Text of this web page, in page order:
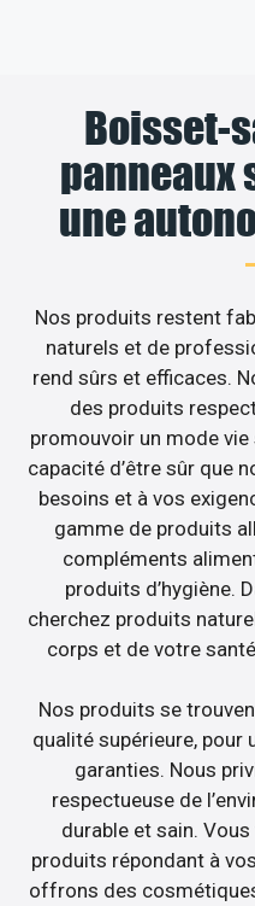
Boisset-
panneaux
une
Nos produits restent
naturels et de
rend sûrs et efficaces.
des produits
promouvoir un mode
capacité d’être sûr que
besoins et à vos
gamme de produits
compléments
produits d’hygiène.
cherchez produits
corps et de votre
Nos produits se
qualité supérieure, pour
garanties. Nous
respectueuse de
durable et sain.
produits répondant à
offrons des